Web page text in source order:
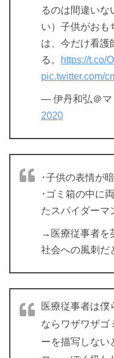
るのは間違いな
い）子供がおも
は、今だけ看護
る。
https://t.co/
pic.twitter.com/
— 伊丹和弘＠マ
2020
･子供の表情が
･ゴミ箱の中に
たスパイダーマ
→医療従事者を
社会への風刺だ
医療従事者は僕
ならワザワザゴ
ーを描写しない